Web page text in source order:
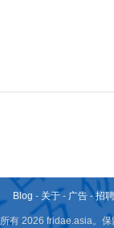
Blog - 关于 - 广告 -招
有 2026 fridae.asia。